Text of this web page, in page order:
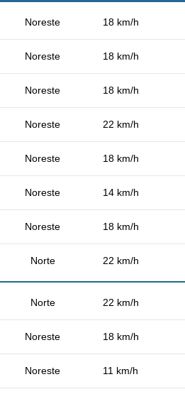
Noreste 18 km/h
Noreste 18 km/h
Noreste 18 km/h
Noreste 22 km/h
Noreste 18 km/h
Noreste 14 km/h
Noreste 18 km/h
Norte 22 km/h
Norte 22 km/h
Noreste 18 km/h
Noreste 11 km/h